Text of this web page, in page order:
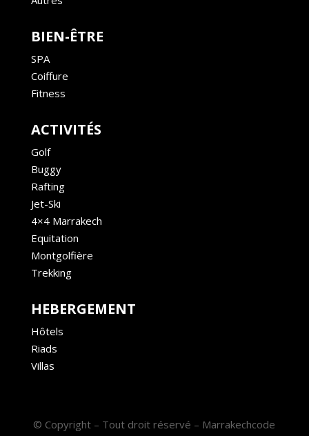
BIEN-ÊTRE
SPA
Coiffure
Fitness
ACTIVITÉS
Golf
Buggy
Rafting
Jet-Ski
4×4 Marrakech
Equitation
Montgolfière
Trekking
HEBERGEMENT
Hôtels
Riads
Villas
© Copyright – Tout droit réservé – Marrakechcode